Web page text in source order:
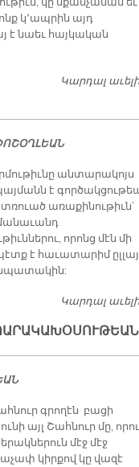
կը սքանչանաս եւ
կ՚ապրին այդ
է նաեւ հայկական
Կարդալ
անտարակոյս
է
առաքինութիւն՝
որոնց մէն մի
է հաւատարիմ ըլլայ
նպատակին:
Կարդալ
գրողէն բացի
այլ Շահնուր մը,
մէջ մէջ
կիրքով կը վազէ